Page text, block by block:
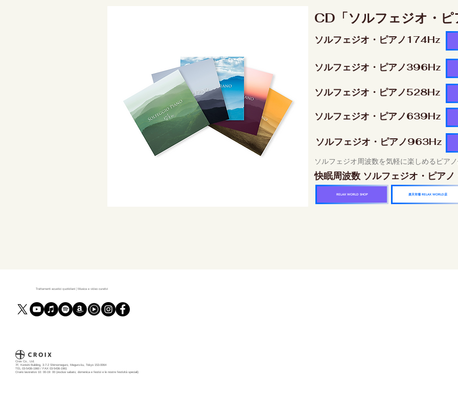
CD「ソルフェジオ・
ソルフェジオ・ピアノ174Hz
ソルフェジオ・ピアノ396Hz
ソルフェジオ・ピアノ528Hz
ソルフェジオ・ピアノ639Hz
ソルフェジオ・ピアノ963Hz
ソルフェジオ周波数を気軽に楽しめるピア
快眠周波数 ソルフェジオ・ピア
RELAX WORLD SHOP 楽天市場 RELAX WORLD店
Trattamenti acustici quotidiani | Musica e video curativi
Croix Co., Ltd.
7F, Konishi Building, 3-7-2 Shimomeguro, Meguro-ku, Tokyo 153-0064
TEL 03-5436-1960 / FAX 03-5436-1961
Orario lavorativo 10: 00-19: 00 (esclusi sabato, domenica e festivi e le nostre festività speciali)